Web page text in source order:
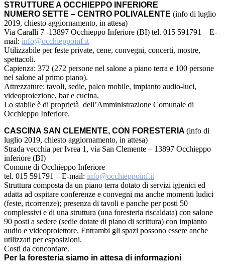
STRUTTURE A OCCHIEPPO INFERIORE
NUMERO SETTE – CENTRO POLIVALENTE (info di luglio
2019, chiesto aggiornamento, in attesa)
Via Caralli 7 -13897 Occhieppo Inferiore (BI) tel. 015 591791 – E-
mail: info@occhieppoinf.it
Utilizzabile per feste private, cene, convegni, concerti, mostre,
spettacoli.
Capienza: 372 (272 persone nel salone a piano terra e 100 persone
nel salone al primo piano).
Attrezzature: tavoli, sedie, palco mobile, impianto audio-luci,
videoproiezione, bar e cucina.
Lo stabile è di proprietà dell’Amministrazione Comunale di
Occhieppo Inferiore.
CASCINA SAN CLEMENTE, CON FORESTERIA (info di
luglio 2019, chiesto aggiornamento, in attesa)
Strada vecchia per Ivrea 1, via San Clemente – 13897 Occhieppo
inferiore (BI)
Comune di Occhieppo Inferiore
tel. 015 591791 – E-mail: info@occhieppoinf.it
Struttura composta da un piano terra dotato di servizi igienici ed
adatta ad ospitare conferenze e convegni ma anche momenti ludici
(feste, ricorrenze); presenza di tavoli e panche per posti 50
complessivi e di una struttura (una foresteria riscaldata) con salone
90 posti a sedere (sedie dotate di piano di scrittura) con impianto
audio e videoproiettore. Entrambi gli spazi possono essere anche
utilizzati per esposizioni.
Costi da concordare.
Per la foresteria siamo in attesa di informazioni